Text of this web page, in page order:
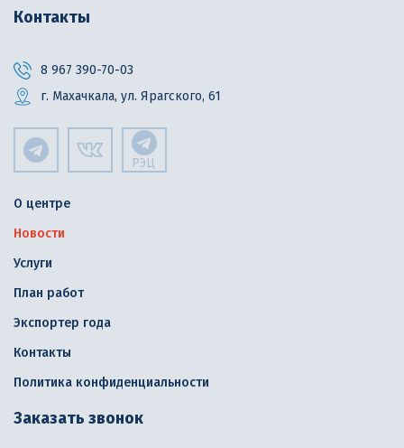
Контакты
8 967 390-70-03
г. Махачкала, ул. Ярагского, 61
РЭЦ
О центре
Новости
Услуги
План работ
Экспортер года
Контакты
Политика конфиденциальности
Заказать звонок